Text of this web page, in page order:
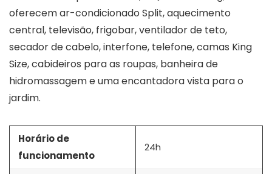
oferecem ar-condicionado Split, aquecimento
central, televisão, frigobar, ventilador de teto,
secador de cabelo, interfone, telefone, camas King
Size, cabideiros para as roupas, banheira de
hidromassagem e uma encantadora vista para o
jardim.
Horário de
funcionamento
24h